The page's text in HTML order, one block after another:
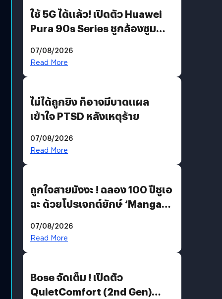
ใช้ 5G ได้แล้ว! เปิดตัว Huawei
Pura 90s Series ชูกล้องซูม
07/08/2026
Read More
ไม่ได้ถูกยิง ก็อาจมีบาดแผล
เข้าใจ PTSD หลังเหตุร้าย
07/08/2026
Read More
ถูกใจสายมังงะ ! ฉลอง 100 ปีชูเอ
ฉะ ด้วยโปรเจกต์ยักษ์ ‘Manga
มีภาษาไทยด้วย
07/08/2026
Read More
Bose จัดเต็ม ! เปิดตัว
QuietComfort (2nd Gen)